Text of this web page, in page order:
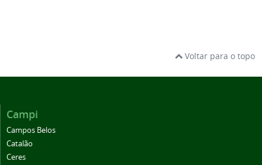
Voltar para o topo
Campi
Campos Belos
Catalão
Ceres